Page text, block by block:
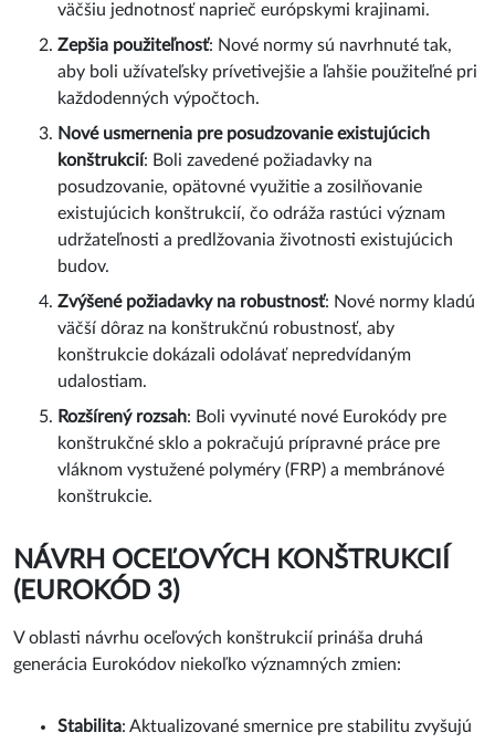
väčšiu jednotnosť naprieč európskymi krajinami.
Zepšia použiteľnosť: Nové normy sú navrhnuté tak,
aby boli užívateľsky prívetivejšie a ľahšie použiteľné pri
každodenných výpočtoch.
Nové usmernenia pre posudzovanie existujúcich
konštrukcií: Boli zavedené požiadavky na
posudzovanie, opätovné využitie a zosilňovanie
existujúcich konštrukcií, čo odráža rastúci význam
udržateľnosti a predlžovania životnosti existujúcich
budov.
Zvýšené požiadavky na robustnosť: Nové normy kladú
väčší dôraz na konštrukčnú robustnosť, aby
konštrukcie dokázali odolávať nepredvídaným
udalostiam.
Rozšírený rozsah: Boli vyvinuté nové Eurokódy pre
konštrukčné sklo a pokračujú prípravné práce pre
vláknom vystužené polyméry (FRP) a membránové
konštrukcie.
NÁVRH OCEĽOVÝCH KONŠTRUKCIÍ
(EUROKÓD 3)
V oblasti návrhu oceľových konštrukcií prináša druhá
generácia Eurokódov niekoľko významných zmien:
Stabilita: Aktualizované smernice pre stabilitu zvyšujú